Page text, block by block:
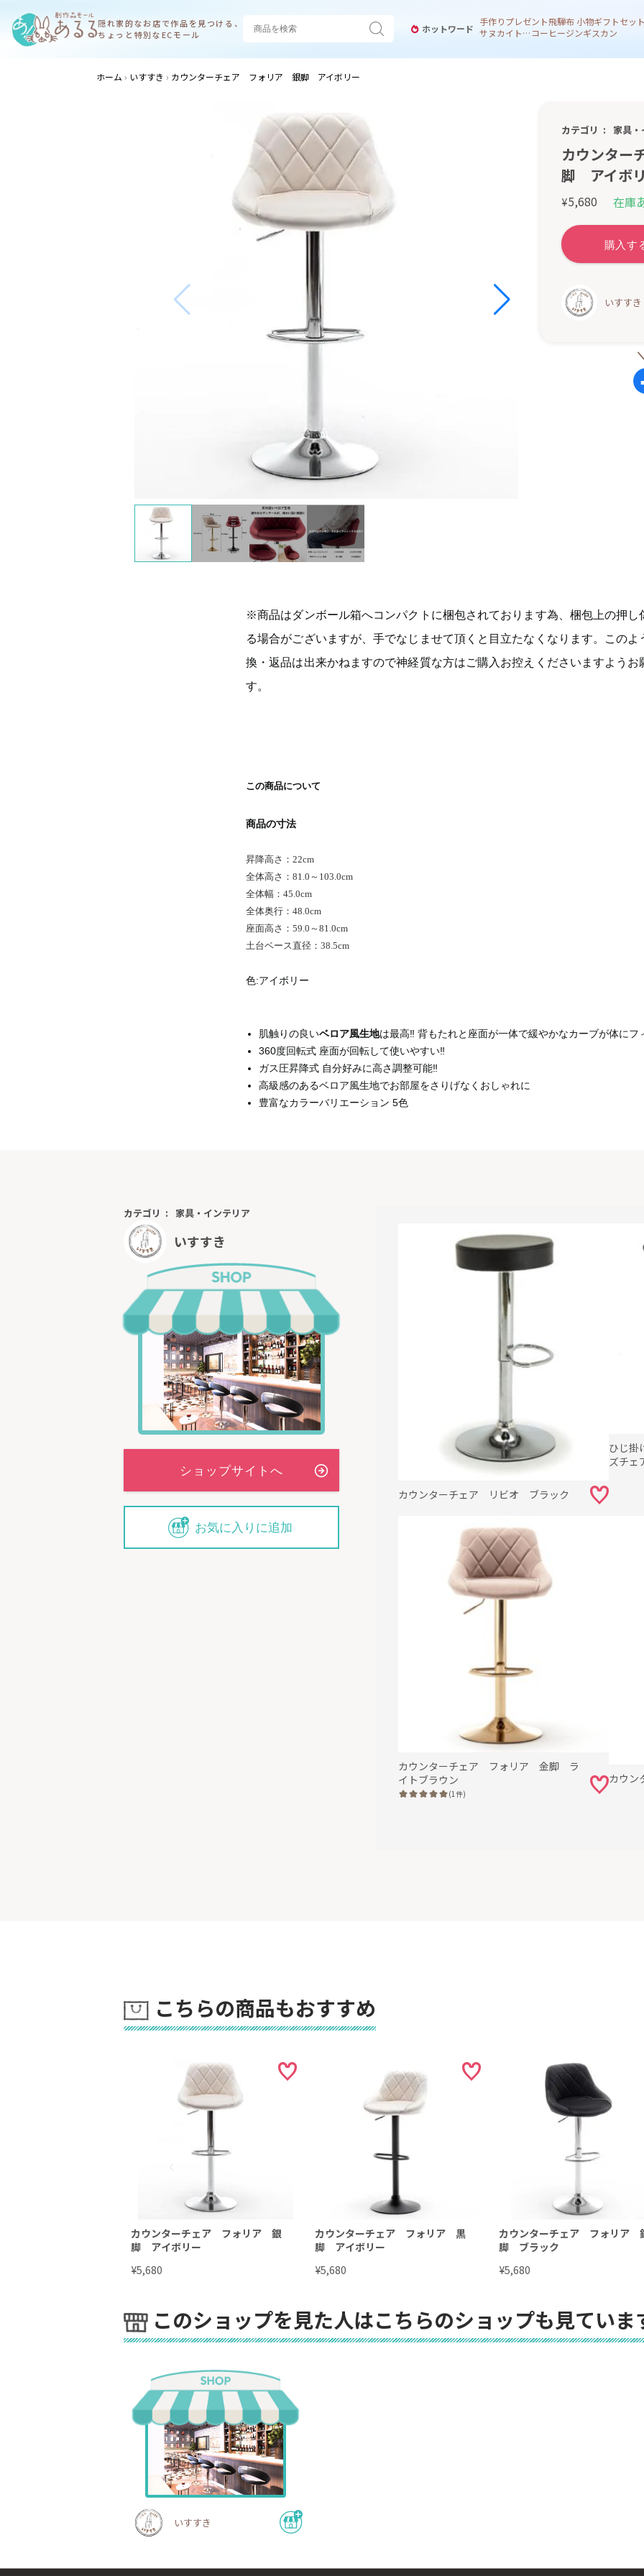
隠れ家的なお店で作品を見つける、
ちょっと特別なECモール
ホットワード
手作りプレゼント飛騨布 小物ギフトセッ
サヌカイト 風鈴コーヒージンギスカン
ホーム いすすき カウンターチェア フォリア 銀脚 アイボリー
カテゴリ 家具
カウンタ
脚 アイボ
¥5,680 在庫
いすすき
※商品はダンボール箱へコンパクトに梱包されております為、梱包上の押し
る場合がございますが、手でなじませて頂くと目立たなくなります。このよ
換・返品は出来かねますので神経質な方はご購入お控えくださいますようお
す。
この商品について
商品の寸法
昇降高さ：22cm
全体高さ：81.0～103.0cm
全体幅：45.0cm
全体奥行：48.0cm
座面高さ：59.0～81.0cm
土台ベース直径：38.5cm
色:アイボリー
肌触りの良いベロア風生地は最高‼ 背もたれと座面が一体で緩やかなカーブが体にフ
360度回転式 座面が回転して使いやすい‼
ガス圧昇降式 自分好みに高さ調整可能‼
高級感のあるベロア風生地でお部屋をさりげなくおしゃれに
豊富なカラーバリエーション 5色
カテゴリ 家具・インテリア
いすすき
お気に入りに追加
カウンターチェア リビオ ブラック
ひじ
ズチ
カウンターチェア フォリア 金脚 ラ
イトブラウン
(1件)
カウ
こちらの商品もおすすめ
カウンターチェア フォリア 銀
脚 アイボリー
¥5,680
カウンターチェア フォリア 黒
脚 アイボリー
¥5,680
カウンターチェア フォリア
脚 ブラック
¥5,680
このショップを見た人はこちらのショップも見ていま
いすすき